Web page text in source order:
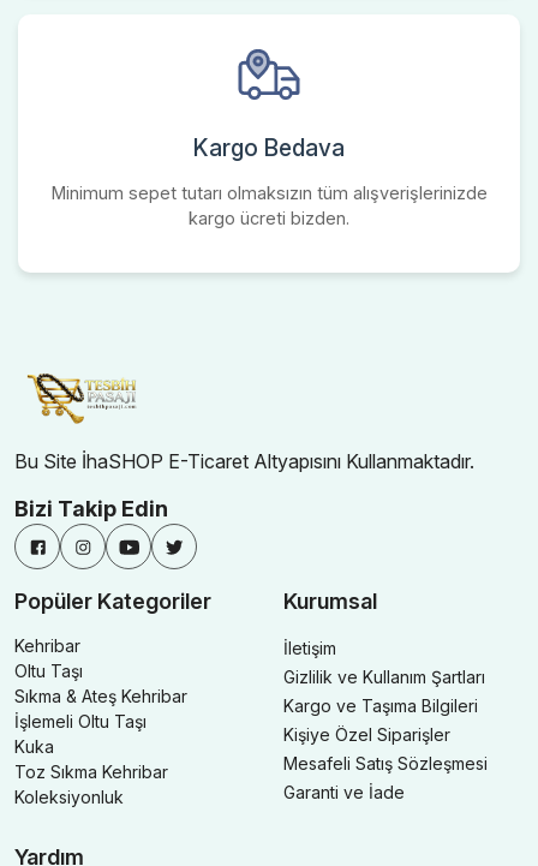
Kargo Bedava
Minimum sepet tutarı olmaksızın tüm alışverişlerinizde
kargo ücreti bizden.
Bu Site İhaSHOP E-Ticaret Altyapısını Kullanmaktadır.
Bizi Takip Edin
Popüler Kategoriler
Kehribar
Oltu Taşı
Sıkma & Ateş Kehribar
İşlemeli Oltu Taşı
Kuka
Toz Sıkma Kehribar
Koleksiyonluk
Kurumsal
İletişim
Gizlilik ve Kullanım Şartları
Kargo ve Taşıma Bilgileri
Kişiye Özel Siparişler
Mesafeli Satış Sözleşmesi
Garanti ve İade
Yardım